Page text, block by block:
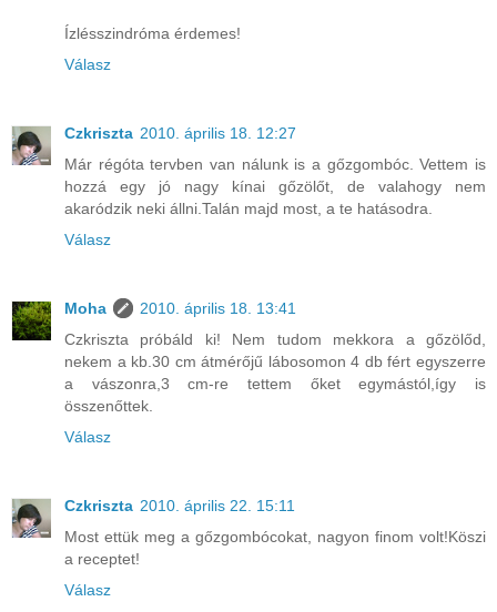
Ízlésszindróma érdemes!
Válasz
Czkriszta 2010. április 18. 12:27
Már régóta tervben van nálunk is a gőzgombóc. Vettem is
hozzá egy jó nagy kínai gőzölőt, de valahogy nem
akaródzik neki állni.Talán majd most, a te hatásodra.
Válasz
Moha
2010. április 18. 13:41
Czkriszta próbáld ki! Nem tudom mekkora a gőzölőd,
nekem a kb.30 cm átmérőjű lábosomon 4 db fért egyszerre
a vászonra,3 cm-re tettem őket egymástól,így is
összenőttek.
Válasz
Czkriszta 2010. április 22. 15:11
Most ettük meg a gőzgombócokat, nagyon finom volt!Köszi
a receptet!
Válasz